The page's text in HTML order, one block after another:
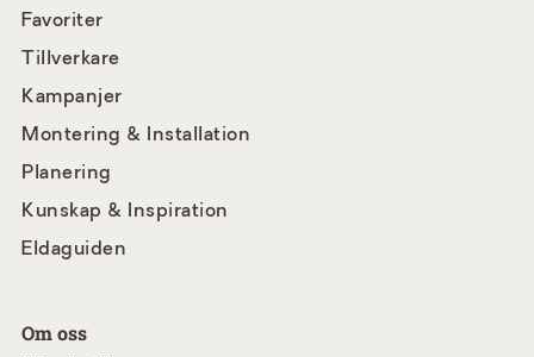
Favoriter
Tillverkare
Kampanjer
Montering & Installation
Planering
Kunskap & Inspiration
Eldaguiden
Om oss